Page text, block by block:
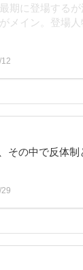
期に登場する
メイン。登場
その中で反体